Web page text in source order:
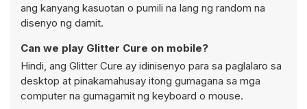
ang kanyang kasuotan o pumili na lang ng random na
disenyo ng damit.
Can we play Glitter Cure on mobile?
Hindi, ang Glitter Cure ay idinisenyo para sa paglalaro sa
desktop at pinakamahusay itong gumagana sa mga
computer na gumagamit ng keyboard o mouse.